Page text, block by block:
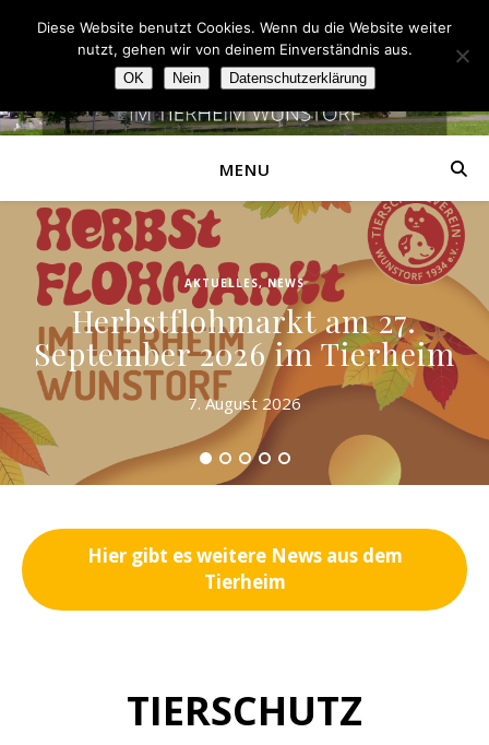
MENU
AKTUELLES,NEWS
Herbstflohmarkt am 27.
September 2026 im Tierheim
7. August 2026
Hier gibt es weitere News aus dem
Tierheim
TIERSCHUTZ
Diese Website benutzt Cookies. Wenn du die Website weiter
nutzt, gehen wir von deinem Einverständnis aus.
OK Nein Datenschutzerklärung